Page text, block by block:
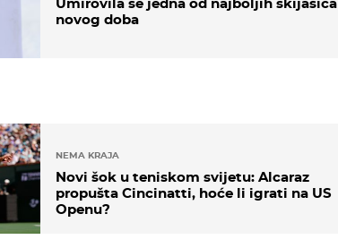
novog doba
NEMA KRAJA
Novi šok u teniskom svijetu: Alcaraz
propušta Cincinatti, hoće li igrati na US
Openu?